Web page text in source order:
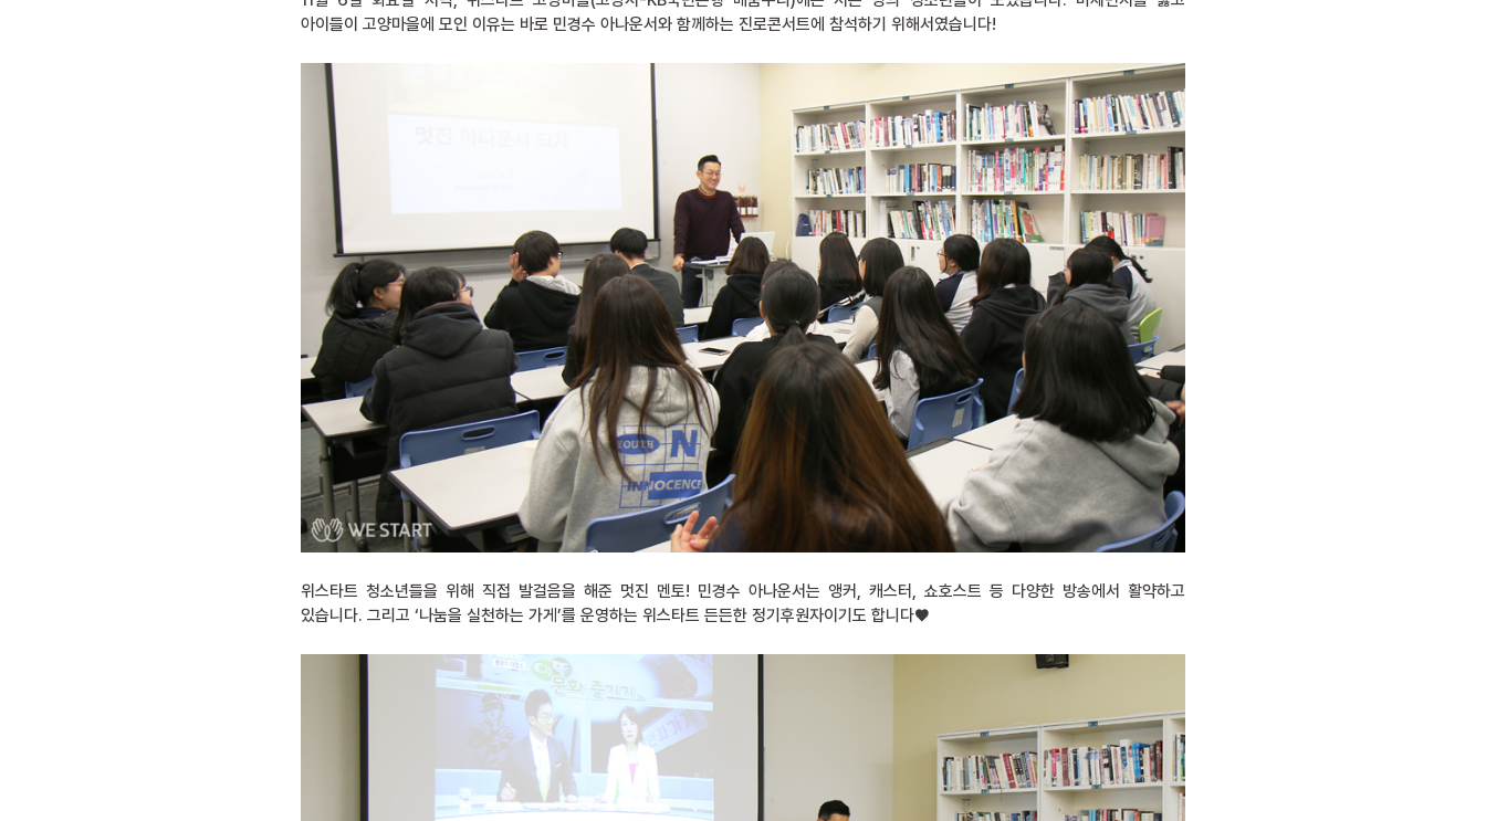
아이들이 고양마을에 모인 이유는 바로 민경수 아나운서와 함께하는 진로콘서트에 참석하기 위해서였습니다!
위스타트 청소년들을 위해 직접 발걸음을 해준 멋진 멘토! 민경수 아나운서는 앵커, 캐스터, 쇼호스트 등 다양한 방송에서 활약하고
있습니다. 그리고 ‘나눔을 실천하는 가게’를 운영하는 위스타트 든든한 정기후원자이기도 합니다♥